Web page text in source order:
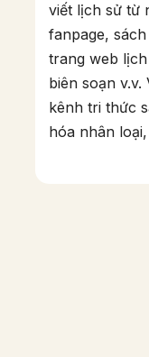
viết lịch sử từ
fanpage,
trang web
biên soạn
kênh tri thức
hóa nhân